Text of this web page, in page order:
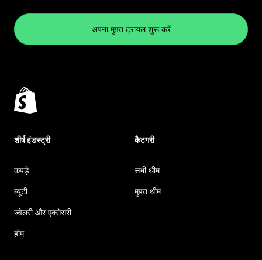
अपना मुफ़्त ट्रायल शुरू करें
शीर्ष इंडस्ट्री
कपड़े
ब्यूटी
ज्वेलरी और एक्सेसरी
होम
कैटगरी
सभी थीम
मुफ़्त थीम